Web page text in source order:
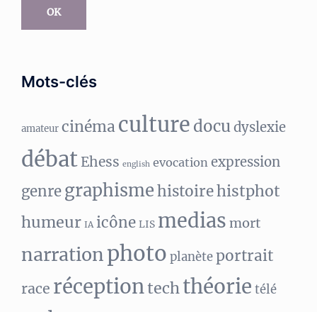
OK
Mots-clés
amateur cinémaculture docudyslexie
débat Ehess english evocation expression
genregraphismehistoirehistphot
humeur IA icône LIS medias mort
narrationphoto planèteportrait
race réceptiontechthéorie télé